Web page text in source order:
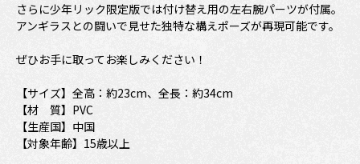
さらに少年リック限定版では付け替え用の左右腕パーツが付属。
アンギラスとの闘いで見せた独特な構えポーズが再現可能です。
ぜひお手に取ってお楽しみください！
【サイズ】全高：約23cm、全長：約34cm
【材 質】PVC
【生産国】中国
【対象年齢】15歳以上